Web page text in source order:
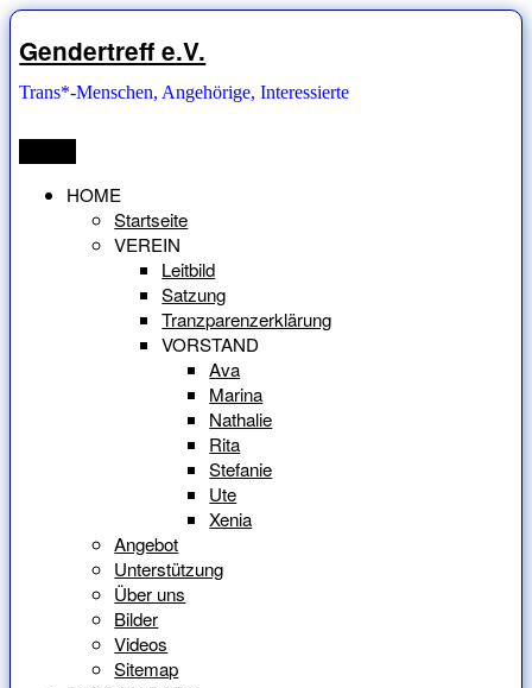
Zum
Inhalt
springen
Gendertreff e.V.
Trans*-Menschen, Angehörige, Interessierte
HOME
Startseite
VEREIN
Leitbild
Satzung
Tranzparenzerklärung
VORSTAND
Ava
Marina
Nathalie
Rita
Stefanie
Ute
Xenia
Angebot
Unterstützung
Über uns
Bilder
Videos
Sitemap